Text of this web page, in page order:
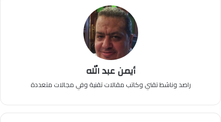
أيمن عبد الله
راصد وناشط تقني وكاتب مقالات تقنية وفي مجالات متعددة